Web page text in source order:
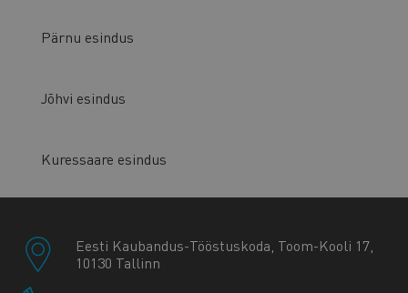
Pärnu esindus
Jõhvi esindus
Kuressaare esindus
Eesti Kaubandus-Tööstuskoda, Toom-Kooli 17,
10130 Tallinn